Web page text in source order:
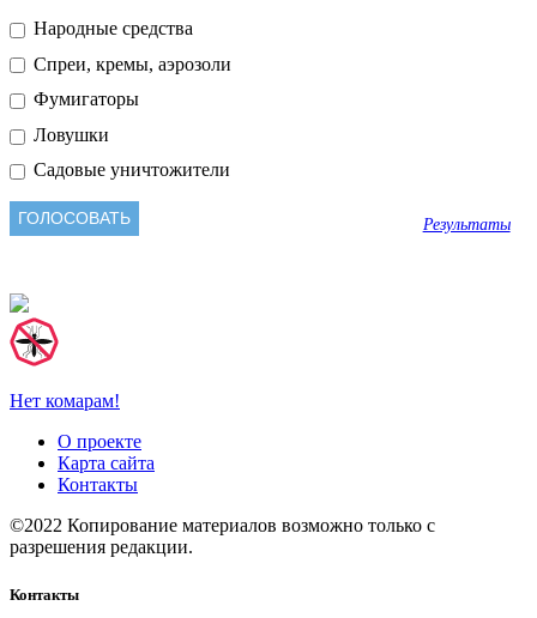
Народные средства
Спреи, кремы, аэрозоли
Фумигаторы
Ловушки
Садовые уничтожители
Результаты
Нет комарам!
О проекте
Карта сайта
Контакты
©2022 Копирование материалов возможно только с
разрешения редакции.
Контакты